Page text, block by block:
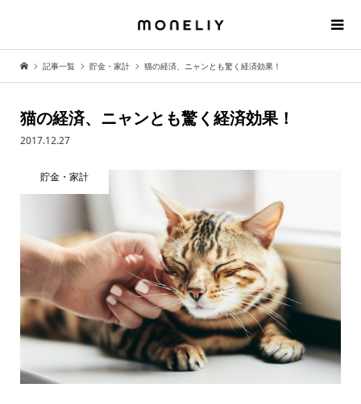
記事一覧 貯金・家計 猫の経済、ニャンとも驚く経済効果！
猫の経済、ニャンとも驚く経済効果！
2017.12.27
貯金・家計